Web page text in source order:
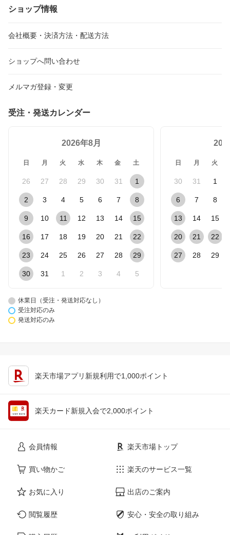
ショップ情報
会社概要・決済方法・配送方法
ショップへ問い合わせ
メルマガ登録・変更
受注・発送カレンダー
2026年8月
日 月 火 水 木 金 土
26 27 28 29 30 31 1
2 3 4 5 6 7 8
9 10 11 12 13 14 15
16 17 18 19 20 21 22
23 24 25 26 27 28 29
30 31 1 2 3 4 5
日 月 火
30 31 1
6 7 8
13 14 15
20 21 22
27 28 29
休業日（受注・発送対応なし）
受注対応のみ
発送対応のみ
楽天市場アプリ新規利用で1,000ポイント
楽天カード新規入会で2,000ポイント
会員情報
買い物かご
お気に入り
閲覧履歴
楽天市場トップ
楽天のサービス一覧
出店のご案内
安心・安全の取り組み